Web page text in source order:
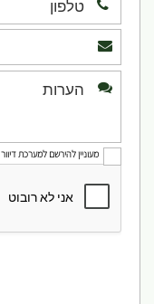
מעוניין להירשם למערכת דיוור